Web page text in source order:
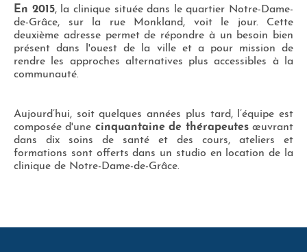
En 2015, la clinique située dans le quartier Notre-Dame-
de-Grâce, sur la rue Monkland, voit le jour. Cette
deuxième adresse permet de répondre à un besoin bien
présent dans l'ouest de la ville et a pour mission de
rendre les approches alternatives plus accessibles à la
communauté.
Aujourd’hui, soit quelques années plus tard, l’équipe est
composée d'une cinquantaine de thérapeutesœuvrant
dans dix soins de santé et des cours, ateliers et
formations sont offerts dans un studio en location de la
clinique de Notre-Dame-de-Grâce.